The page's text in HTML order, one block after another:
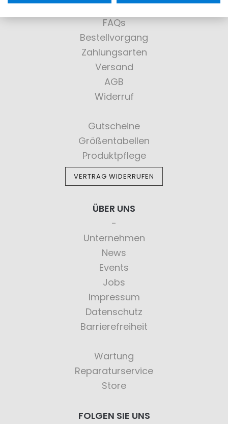
FAQs
Bestellvorgang
Zahlungsarten
Versand
AGB
Widerruf
Gutscheine
Größentabellen
Produktpflege
VERTRAG WIDERRUFEN
ÜBER UNS
Unternehmen
News
Events
Jobs
Impressum
Datenschutz
Barrierefreiheit
Wartung
Reparaturservice
Store
FOLGEN SIE UNS